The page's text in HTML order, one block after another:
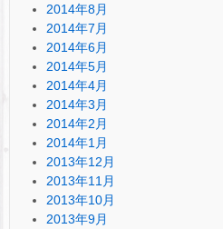
2014年8月
2014年7月
2014年6月
2014年5月
2014年4月
2014年3月
2014年2月
2014年1月
2013年12月
2013年11月
2013年10月
2013年9月